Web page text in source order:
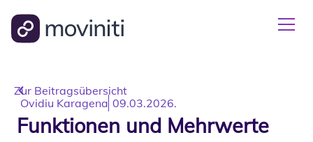
Zur Beitragsübersicht
Ovidiu Karagena 09.03.2026.
Funktionen und Mehrwerte